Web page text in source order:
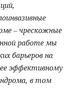
– чрескожные
работе мы
барьеров на
эффективному
в том